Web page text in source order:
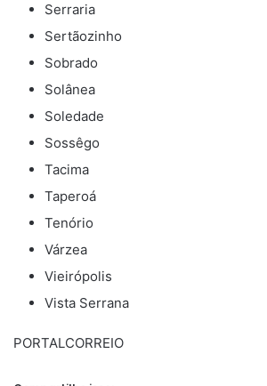
Serraria
Sertãozinho
Sobrado
Solânea
Soledade
Sossêgo
Tacima
Taperoá
Tenório
Várzea
Vieirópolis
Vista Serrana
PORTALCORREIO